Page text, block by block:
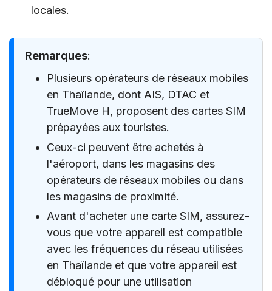
locales.
Remarques:
Plusieurs opérateurs de réseaux mobiles
en Thaïlande, dont AIS, DTAC et
TrueMove H, proposent des cartes SIM
prépayées aux touristes.
Ceux-ci peuvent être achetés à
l'aéroport, dans les magasins des
opérateurs de réseaux mobiles ou dans
les magasins de proximité.
Avant d'acheter une carte SIM, assurez-
vous que votre appareil est compatible
avec les fréquences du réseau utilisées
en Thaïlande et que votre appareil est
débloqué pour une utilisation